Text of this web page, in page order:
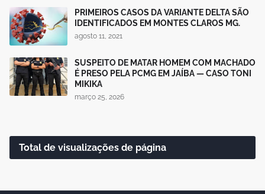
PRIMEIROS CASOS DA VARIANTE DELTA SÃO
IDENTIFICADOS EM MONTES CLAROS MG.
agosto 11, 2021
SUSPEITO DE MATAR HOMEM COM MACHADO
É PRESO PELA PCMG EM JAÍBA — CASO TONI
MIKIKA
março 25, 2026
Total de visualizações de página